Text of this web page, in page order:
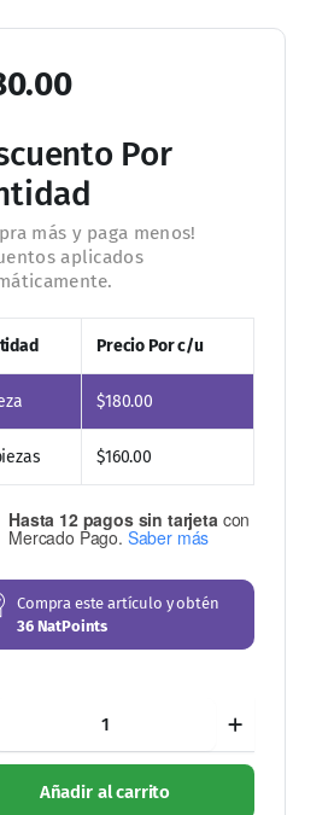
Por
Precio Por c/u
$180.00
$160.00
Hasta 12 pagos sin tarjetacon
Mercado Pago. Saber más
Compra este artículo y obtén
36NatPoints
Añadir al carrito